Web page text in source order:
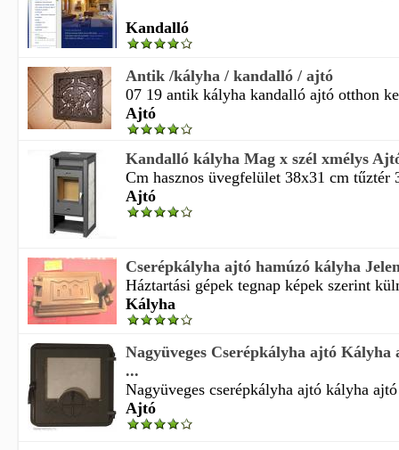
Kandalló
Antik /kályha / kandalló / ajtó
07 19 antik kályha kandalló ajtó otthon
Ajtó
Kandalló kályha Mag x szél xmélys
Cm hasznos üvegfelület 38x31 cm tűztér
Ajtó
Cserépkályha ajtó hamúzó kályha
Háztartási gépek tegnap képek szerint
Kályha
Nagyüveges Cserépkályha ajtó Kályha
...
Nagyüveges cserépkályha ajtó kályha
Ajtó